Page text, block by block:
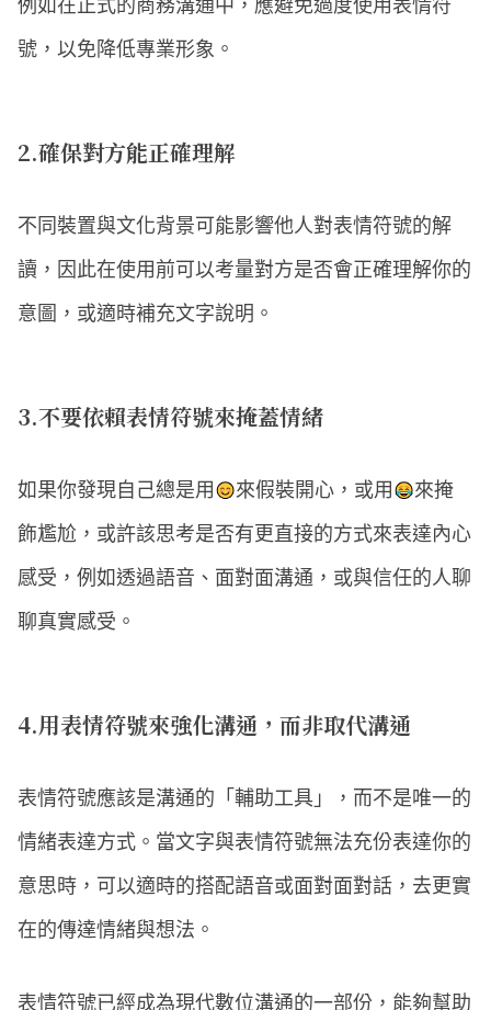
例如在正式的商務溝通中，應避免過度使用表情符
號，以免降低專業形象。
2.確保對方能正確理解
不同裝置與文化背景可能影響他人對表情符號的解
讀，因此在使用前可以考量對方是否會正確理解你的
意圖，或適時補充文字說明。
3.不要依賴表情符號來掩蓋情緒
如果你發現自己總是用 來假裝開心，或用
來掩
飾尷尬，或許該思考是否有更直接的方式來表達內心
感受，例如透過語音、面對面溝通，或與信任的人聊
聊真實感受。
4.用表情符號來強化溝通，而非取代溝通
表情符號應該是溝通的「輔助工具」，而不是唯一的
情緒表達方式。當文字與表情符號無法充份表達你的
意思時，可以適時的搭配語音或面對面對話，去更實
在的傳達情緒與想法。
表情符號已經成為現代數位溝通的一部份，能夠幫助